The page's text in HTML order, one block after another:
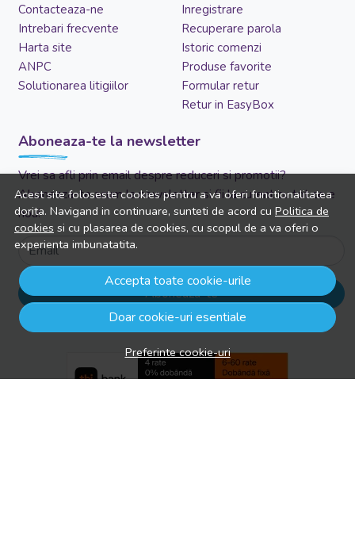
Acest site foloseste cookies pentru a va oferi functionalitatea
dorita. Navigand in continuare, sunteti de acord cu Politica de
cookies si cu plasarea de cookies, cu scopul de a va oferi o
experienta imbunatatita.
Accepta toate cookie-urile
Doar cookie-uri esentiale
Preferinte cookie-uri
Contacteaza-ne
Intrebari frecvente
Harta site
ANPC
Solutionarea litigiilor
Inregistrare
Recuperare parola
Istoric comenzi
Produse favorite
Formular retur
Retur in EasyBox
Aboneaza-te la newsletter
Vrei sa afli prin email despre reduceri si promotii?
Aboneaza-te acum la newsletter si fii la curent cu tot ce e
nou!
Email
Aboneaza-te